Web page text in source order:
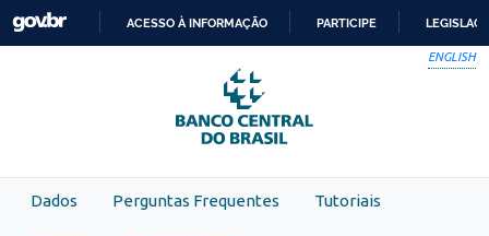
Skip to main content
PARA
O
CONTEÚDO
ACESSO À INFORMAÇÃO PARTICIPE
ENGLISH
Dados Perguntas Frequentes Tutoriais